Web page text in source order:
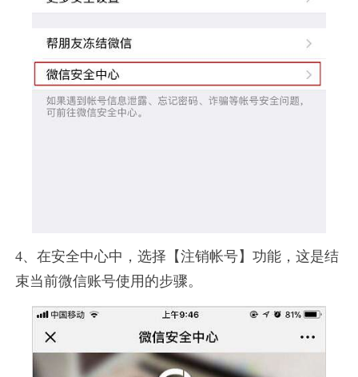
4、在安全中心中，选择【注销帐号】功能，这是结
束当前微信账号使用的步骤。